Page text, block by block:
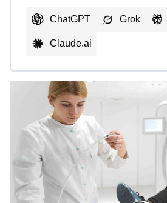
ChatGPT Grok
Claude.ai